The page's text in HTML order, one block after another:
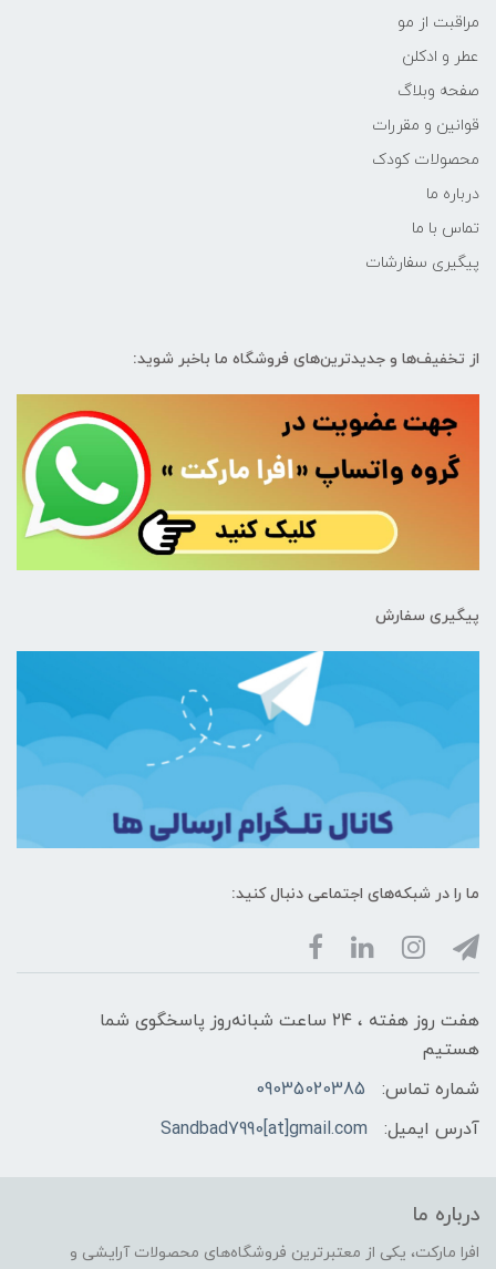
مراقبت از مو
عطر و ادکلن
صفحه وبلاگ
قوانین و مقررات
محصولات کودک
درباره ما
تماس با ما
پیگیری سفارشات
از تخفیف‌ها و جدیدترین‌های فروشگاه ما باخبر شوید:
پیگیری سفارش
ما را در شبکه‌های اجتماعی دنبال کنید:
هفت روز هفته ، ۲۴ ساعت شبانه‌روز پاسخگوی شما
هستیم
شماره تماس:
09035020385
آدرس ایمیل:
Sandbad7990[at]gmail.com
درباره ما
افرا مارکت، یکی از معتبرترین فروشگاه‌های محصولات آرایشی و